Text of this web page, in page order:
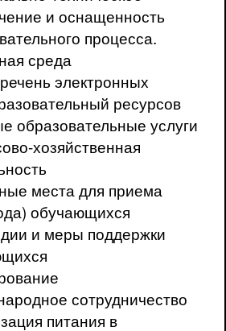
и оснащенность
процесса.
среда
электронных
ресурсов
образовательные услуги
хозяйственная
места для приема
обучающихся
и меры поддержки
сотрудничество
питания в